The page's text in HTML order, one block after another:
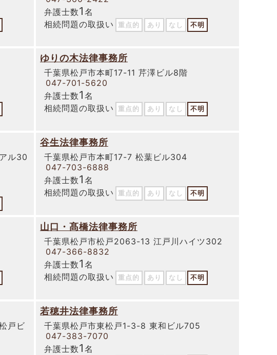
弁護士数1 名
相続問題の取扱い
重点的 あり なし 不明
ゆりの木法律事務所
千葉県松戸市本町17-11 芹澤ビル8階
047-701-5620
弁護士数1 名
相続問題の取扱い
重点的 あり なし 不明
ル30
谷生法律事務所
千葉県松戸市本町17-7 松葉ビル304
047-703-6888
弁護士数1 名
相続問題の取扱い
重点的 あり なし 不明
山口・髙橋法律事務所
千葉県松戸市松戸2063-13 江戸川ハイツ302
047-366-8832
弁護士数1 名
相続問題の取扱い
重点的 あり なし 不明
戸ビ
若穂井法律事務所
千葉県松戸市東松戸1-3-8 東和ビル705
047-383-7070
弁護士数1 名